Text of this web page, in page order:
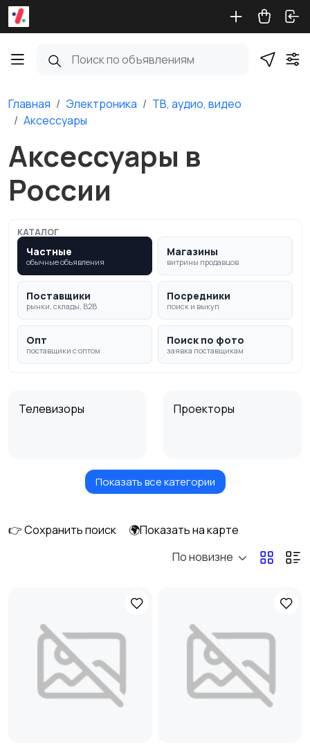
Главная Электроника
ТВ, аудио, видео
Аксессуары
Аксессуары в
России
КАТАЛОГ
Частные
обычные объявления
Магазины
витрины продавцов
Поставщики
рынки, склады, B2B
Посредники
поиск и выкуп
Опт
поставщики с оптом
Поиск по фото
заявка поставщикам
Телевизоры Проекторы
Акустика, колонки,
Домашние
Музыкальные центры
MP3-плееры и
портативное аудио
Электронные книги
Показать все категории
👉 Сохранить поиск
🌍Показать на карте
По новизне